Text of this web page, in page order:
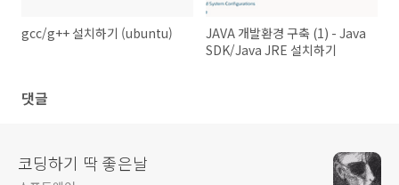
gcc/g++ 설치하기 (ubuntu)
JAVA 개발환경 구축 (1) - Java
SDK/Java JRE 설치하기
댓글
코딩하기 딱 좋은날